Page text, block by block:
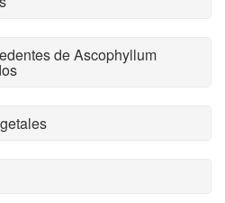
de Ascophyllum